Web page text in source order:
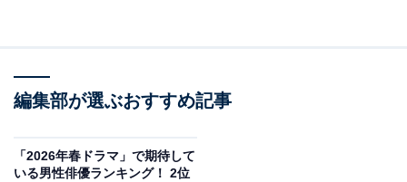
編集部が選ぶおすすめ記事
「2026年春ドラマ」で期待して
いる男性俳優ランキング！ 2位